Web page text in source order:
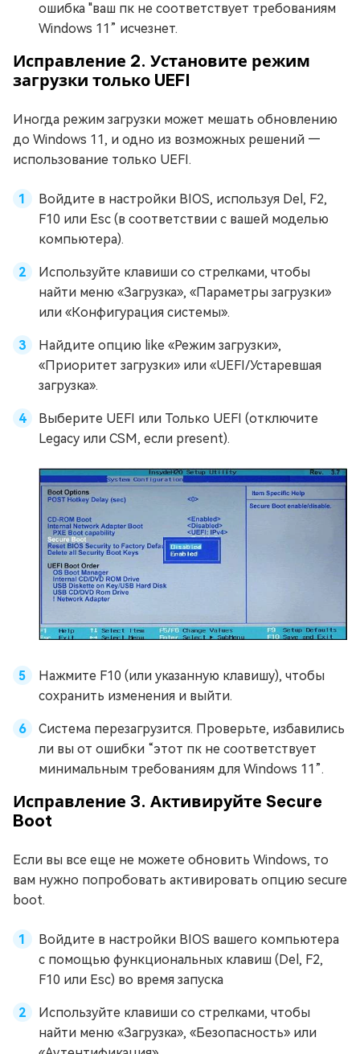
ошибка "ваш пк не соответствует требованиям
Windows 11” исчезнет.
Исправление 2. Установите режим
загрузки только UEFI
Иногда режим загрузки может мешать обновлению
до Windows 11, и одно из возможных решений —
использование только UEFI.
Войдите в настройки BIOS, используя Del, F2,
F10 или Esc (в соответствии с вашей моделью
компьютера).
Используйте клавиши со стрелками, чтобы
найти меню «Загрузка», «Параметры загрузки»
или «Конфигурация системы».
Найдите опцию like «Режим загрузки»,
«Приоритет загрузки» или «UEFI/Устаревшая
загрузка».
Выберите UEFI или Только UEFI (отключите
Legacy или CSM, если present).
Нажмите F10 (или указанную клавишу), чтобы
сохранить изменения и выйти.
Система перезагрузится. Проверьте, избавились
ли вы от ошибки “этот пк не соответствует
минимальным требованиям для Windows 11”.
Исправление 3. Активируйте Secure
Boot
Если вы все еще не можете обновить Windows, то
вам нужно попробовать активировать опцию secure
boot.
Войдите в настройки BIOS вашего компьютера
с помощью функциональных клавиш (Del, F2,
F10 или Esc) во время запуска
Используйте клавиши со стрелками, чтобы
найти меню «Загрузка», «Безопасность» или